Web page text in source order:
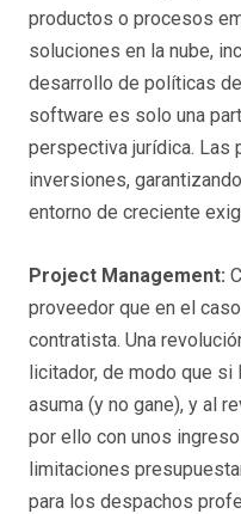
productos o procesos
soluciones en la nube,
desarrollo de políticas de
software es solo una
perspectiva jurídica. Las
inversiones,
entorno de creciente
Project Management:
proveedor que en el
contratista. Una
licitador, de modo que
asuma (y no gane), y al
por ello con unos
limitaciones
para los despachos